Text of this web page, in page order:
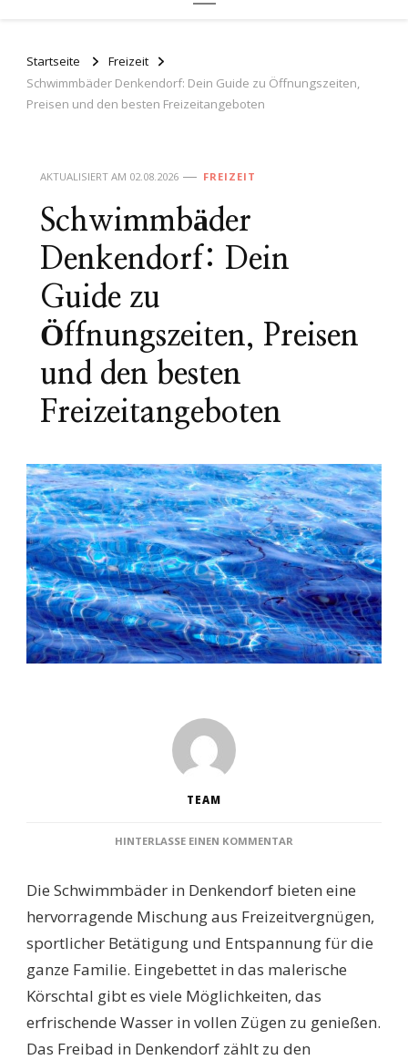
Startseite
Freizeit
Schwimmbäder Denkendorf: Dein Guide zu Öffnungszeiten,
Preisen und den besten Freizeitangeboten
AKTUALISIERT AM 02.08.2026 FREIZEIT
Schwimmbäder
Denkendorf: Dein
Guide zu
Öffnungszeiten, Preisen
und den besten
Freizeitangeboten
TEAM
HINTERLASSE EINEN KOMMENTAR
DEIN
ZU
ÖFFNUNGSZEITEN,
UND
DEN
FREIZEITANGEBOTEN
Die Schwimmbäder in Denkendorf bieten eine
hervorragende Mischung aus Freizeitvergnügen,
sportlicher Betätigung und Entspannung für die
ganze Familie. Eingebettet in das malerische
Körschtal gibt es viele Möglichkeiten, das
erfrischende Wasser in vollen Zügen zu genießen.
Das Freibad in Denkendorf zählt zu den